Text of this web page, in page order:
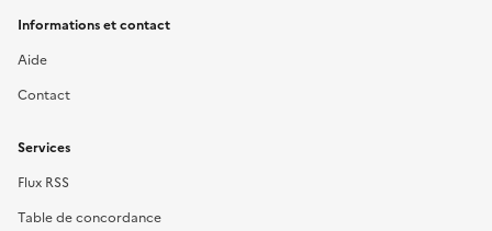
Informations et contact
Aide
Contact
Services
Flux RSS
Table de concordance